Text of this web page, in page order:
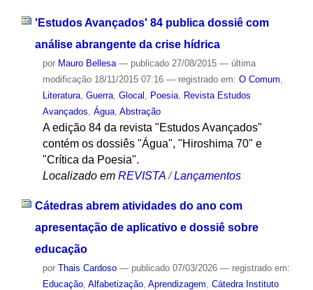
'Estudos Avançados' 84 publica dossiê com
análise abrangente da crise hídrica
por Mauro Bellesa — publicado27/08/2015 — última
modificação18/11/2015 07:16 — registrado em: O Comum,
Literatura, Guerra, Glocal , Poesia, Revista Estudos
Avançados, Água, Abstração
A edição 84 da revista "Estudos Avançados"
contém os dossiês "Água", "Hiroshima 70" e
"Crítica da Poesia".
Localizado em REVISTA /Lançamentos
Cátedras abrem atividades do ano com
apresentação de aplicativo e dossiê sobre
educação
por Thais Cardoso — publicado07/03/2026 — registrado em:
Educação, Alfabetização, Aprendizagem Cátedra Instituto